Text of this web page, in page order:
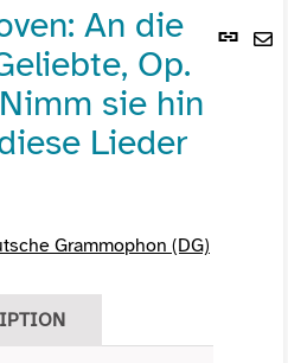
Lien
An die
Op.
sie hin
Lieder
Grammophon (DG)